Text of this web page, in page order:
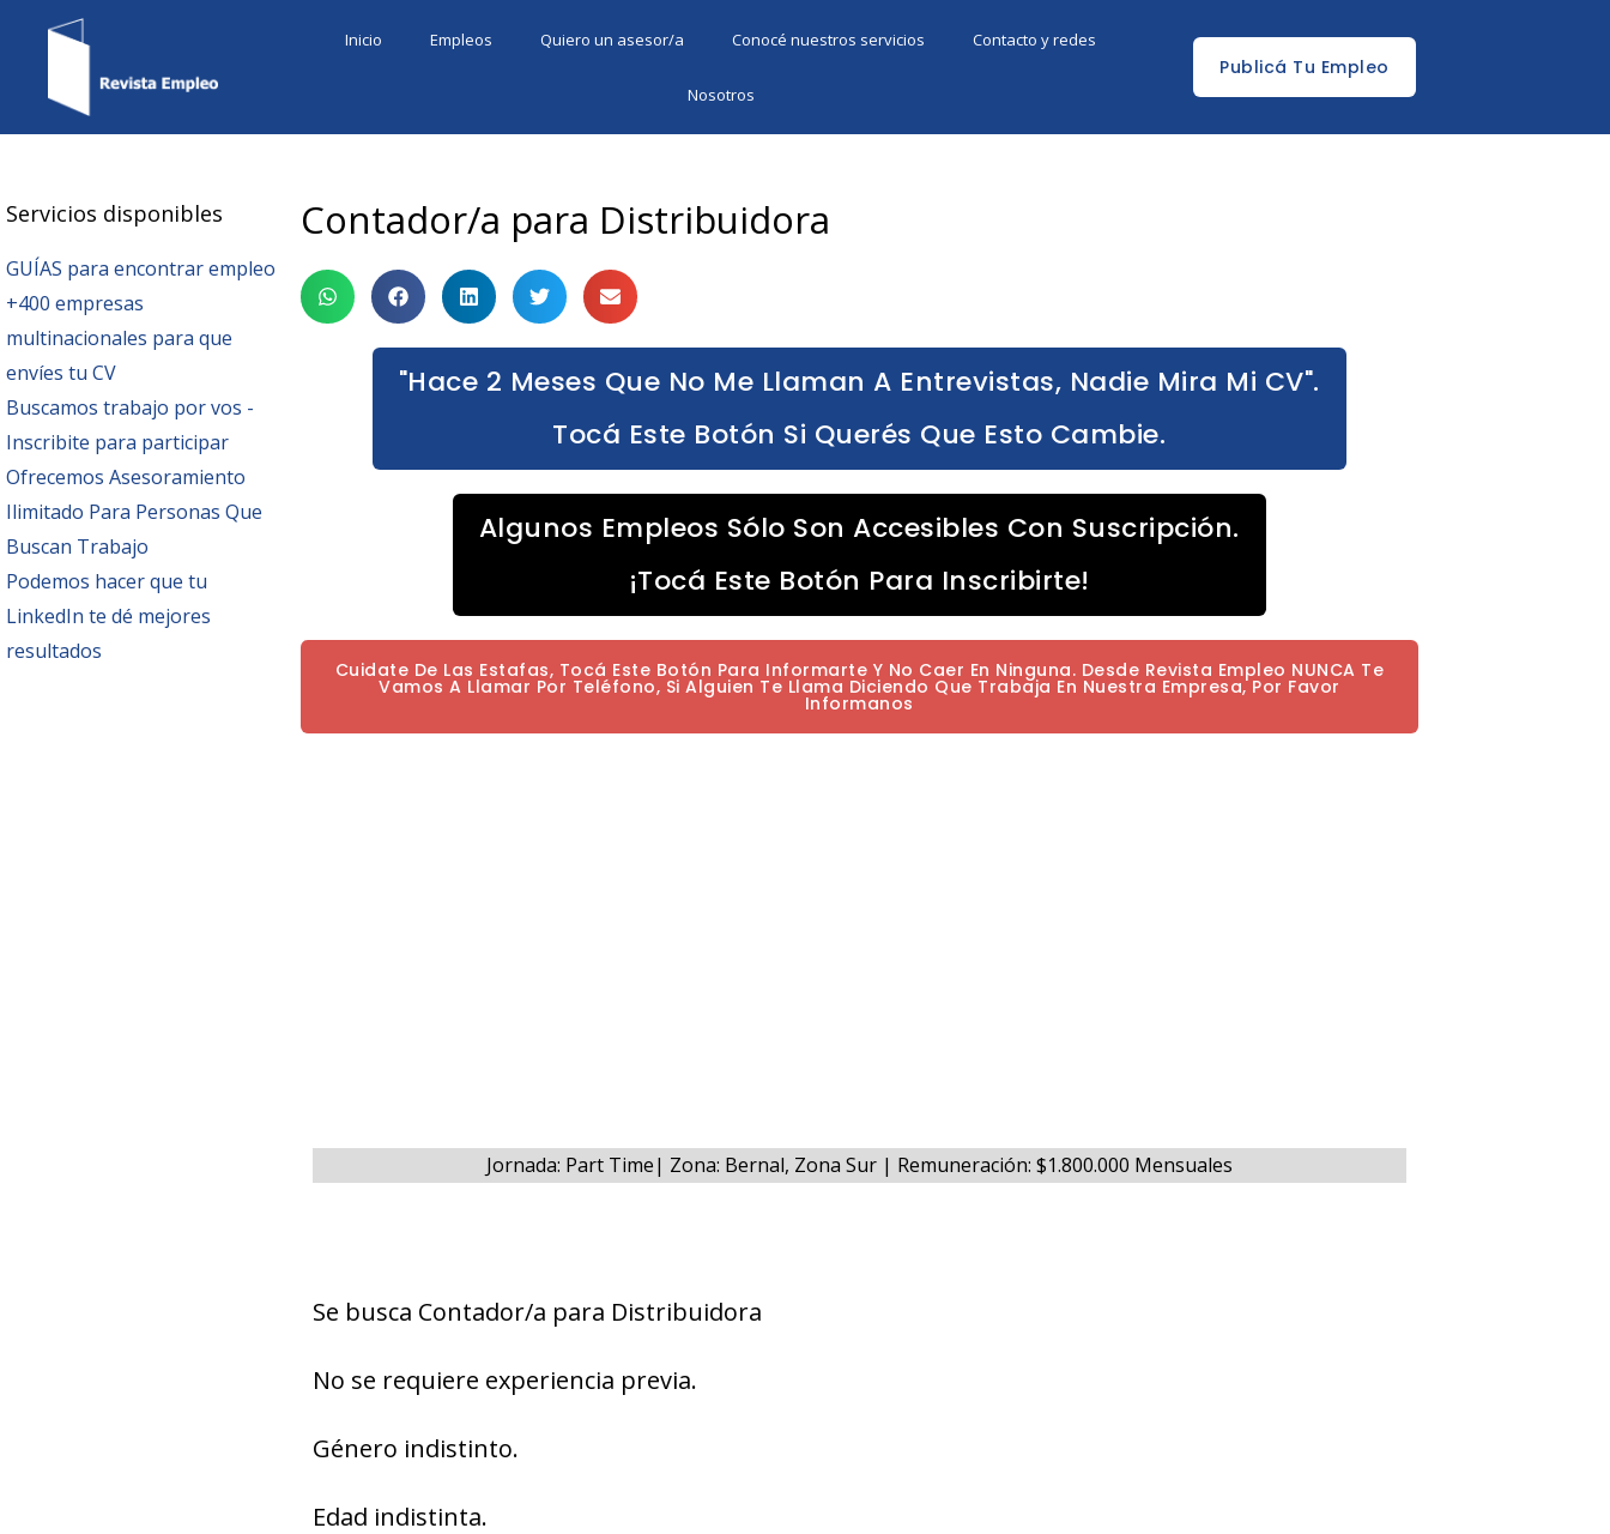
Inicio Empleos Quiero un asesor/a Conocé nuestros servicios Contacto y redes
Nosotros
Publicá Tu Empleo
Servicios disponibles
GUÍAS para encontrar empleo
+400 empresas
multinacionales para que
envíes tu CV
Buscamos trabajo por vos -
Inscribite para participar
Ofrecemos Asesoramiento
Ilimitado Para Personas Que
Buscan Trabajo
Podemos hacer que tu
LinkedIn te dé mejores
resultados
Contador/a para Distribuidora
"Hace 2 Meses Que No Me Llaman A Entrevistas, Nadie Mira Mi CV".
Tocá Este Botón Si Querés Que Esto Cambie.
Algunos Empleos Sólo Son Accesibles Con Suscripción.
¡Tocá Este Botón Para Inscribirte!
Cuidate De Las Estafas, Tocá Este Botón Para Informarte Y No Caer En Ninguna. Desde Revista Empleo NUNCA Te
Vamos A Llamar Por Teléfono, Si Alguien Te Llama Diciendo Que Trabaja En Nuestra Empresa, Por Favor
Informanos
Jornada: Part Time| Zona: Bernal, Zona Sur | Remuneración: $1.800.000 Mensuales
Se busca Contador/a para Distribuidora
No se requiere experiencia previa.
Género indistinto.
Edad indistinta.